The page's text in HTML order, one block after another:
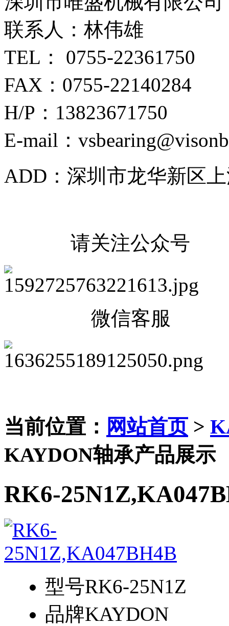
联系人：林伟雄
TEL： 0755-22361750
FAX：0755-22140284
H/P：13823671750
E-mail：
ADD：深圳市龙华新区
请关注公众号
微信客服
当前位置： 网站首页>
KAYDON轴承产品展示
RK6-
型号RK6-25N1Z
品牌KAYDON